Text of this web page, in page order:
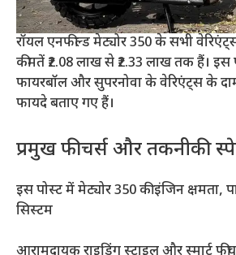
रॉयल एनफील्ड मेट्योर 350 के सभी
कीमतें ₹2.08 लाख से ₹2.33 लाख तक हैं। इस
फायरबॉल और सुपरनोवा के वेरिएंट्स के
फायदे बताए गए हैं।
प्रमुख फीचर्स और तकनीकी
इस पोस्ट में मेट्योर 350 की इंजिन क्षमता,
सिस्टम